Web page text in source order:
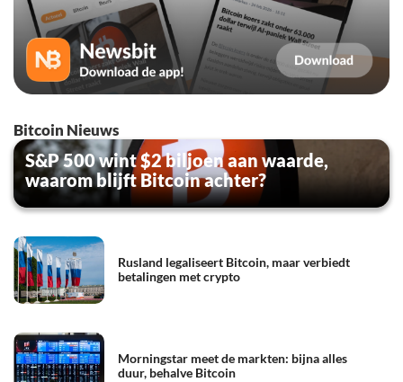
Bitcoin Nieuws
S&P 500 wint $2 biljoen aan waarde,
waarom blijft Bitcoin achter?
Rusland legaliseert Bitcoin, maar verbiedt
betalingen met crypto
Morningstar meet de markten: bijna alles
duur, behalve Bitcoin